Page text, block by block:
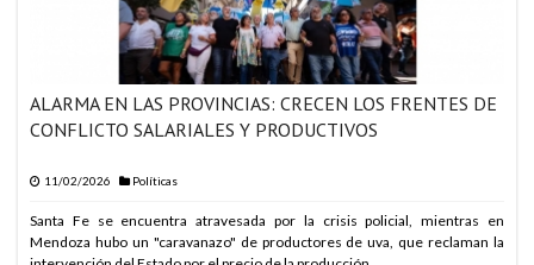
ARABIA SAUDITA, TURQUÍA Y PAKISTÁN FIRMAN PACTO DE
ARABIA SAUDITA, TURQUÍA Y PAKISTÁN FIRMAN PACTO DE
DEFENSA
ARABIA SAUDITA, TURQUÍA Y PAKISTÁN FIRMAN PACTO DE
DEFENSA
ARABIA SAUDITA, TURQUÍA Y PAKISTÁN FIRMAN PACTO DE
DEFENSA
ALARMA EN LAS PROVINCIAS: CRECEN LOS FRENTES DE
CONFLICTO SALARIALES Y PRODUCTIVOS
11/02/2026 Políticas
Santa Fe se encuentra atravesada por la crisis policial, mientras en
Mendoza hubo un "caravanazo" de productores de uva, que reclaman la